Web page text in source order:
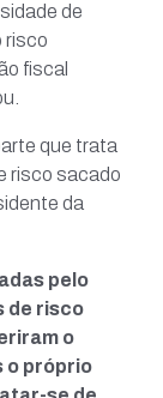
de
risco
fiscal
que trata
risco sacado
da
pelo
de risco
o
o próprio